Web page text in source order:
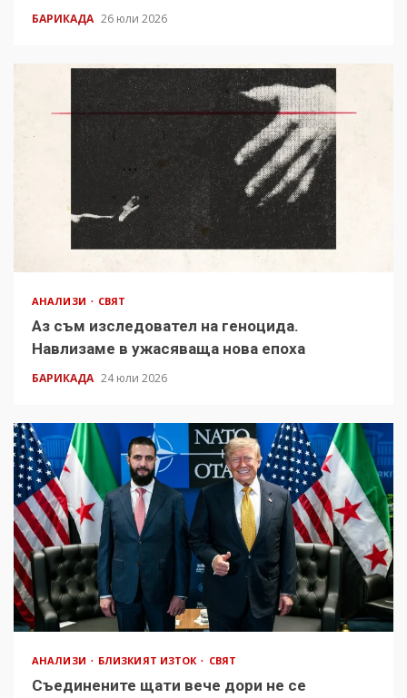
БАРИКАДА 26 юли 2026
АНАЛИЗИ СВЯТ
Аз съм изследовател на геноцида.
Навлизаме в ужасяваща нова епоха
БАРИКАДА 24 юли 2026
АНАЛИЗИ БЛИЗКИЯТ ИЗТОК СВЯТ
Съединените щати вече дори не се